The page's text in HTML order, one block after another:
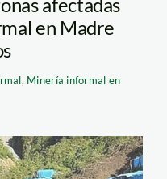
en Madre
, Minería informal en